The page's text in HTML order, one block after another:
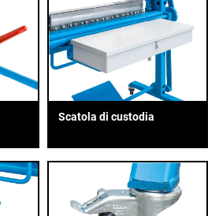
Scatola di custodia